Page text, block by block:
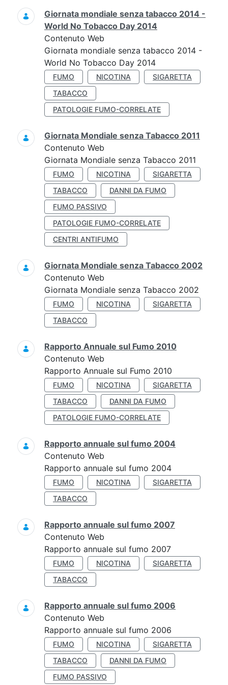
Giornata mondiale senza tabacco 2014 -
World No Tobacco Day 2014
Contenuto Web
Giornata mondiale senza tabacco 2014 -
World No Tobacco Day 2014
FUMO NICOTINA
SIGARETTA
TABACCO
PATOLOGIE FUMO-CORRELATE
Giornata Mondiale senza Tabacco 2011
Contenuto Web
Giornata Mondiale senza Tabacco 2011
FUMO NICOTINA
SIGARETTA
TABACCO
DANNI DA FUMO
FUMO PASSIVO
PATOLOGIE FUMO-CORRELATE
CENTRI ANTIFUMO
Giornata Mondiale senza Tabacco 2002
Contenuto Web
Giornata Mondiale senza Tabacco 2002
FUMO NICOTINA
SIGARETTA
TABACCO
Rapporto Annuale sul Fumo 2010
Contenuto Web
Rapporto Annuale sul Fumo 2010
FUMO NICOTINA
SIGARETTA
TABACCO
DANNI DA FUMO
PATOLOGIE FUMO-CORRELATE
Rapporto annuale sul fumo 2004
Contenuto Web
Rapporto annuale sul fumo 2004
FUMO NICOTINA
SIGARETTA
TABACCO
Rapporto annuale sul fumo 2007
Contenuto Web
Rapporto annuale sul fumo 2007
FUMO NICOTINA
SIGARETTA
TABACCO
Rapporto annuale sul fumo 2006
Contenuto Web
Rapporto annuale sul fumo 2006
FUMO NICOTINA
SIGARETTA
TABACCO
DANNI DA FUMO
FUMO PASSIVO